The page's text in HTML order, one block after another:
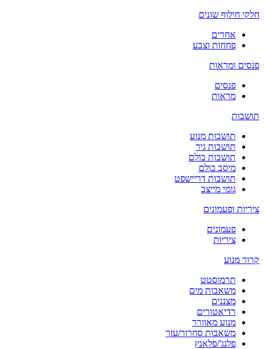
חלקי חילוף שונים
אחרים
פחחות וצבע
פנסים ומראות
פנסים
מראות
תושבות
תושבות מנוע
תושבות גיר
תושבות בולם
מיסב בולם
תושבות דריישפט
גומי מייצב
ציריות ופעמונים
פעמונים
ציריות
קרור מנוע
תרמוסטט
משאבות מים
מצננים
רדיאטורים
מנוע מאוורר
משאבות סחרור/עזר
פלנג'/פלאנץ